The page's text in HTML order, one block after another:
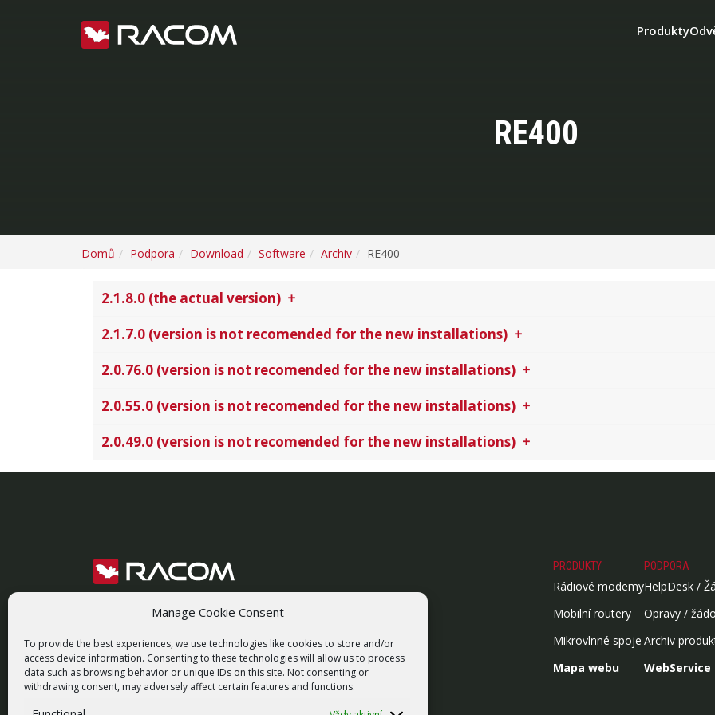
Manage Cookie Consent
To provide the best experiences, we use technologies like cookies to store and/or
access device information. Consenting to these technologies will allow us to process
data such as browsing behavior or unique IDs on this site. Not consenting or
withdrawing consent, may adversely affect certain features and functions.
Produkty
RE400
Domů Podpora Download Software Archiv RE400
2.1.8.0 (the actual version)
2.1.7.0 (version is not recomended for the new installations)
2.0.76.0 (version is not recomended for the new installations)
2.0.55.0 (version is not recomended for the new installations)
2.0.49.0 (version is not recomended for the new installations)
racom@racom.eu
+420 722 937 522
PRODUKTY
Rádiové modemy
Mobilní routery
Mikrovlnné spoje
Mapa webu
PODPORA
HelpDesk /
Opravy /
Archiv
WebService